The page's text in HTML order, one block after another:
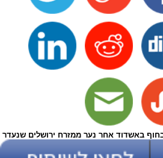
באשדוד אחר נער ממזרח ירושלים שנעדר